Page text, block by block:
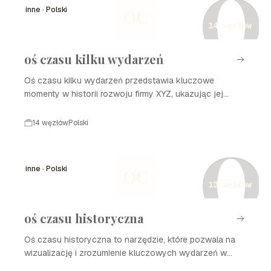
O
inne · Polski
14 węzłów
oś czasu kilku wydarzeń
Oś czasu kilku wydarzeń przedstawia kluczowe
momenty w historii rozwoju firmy XYZ, ukazując jej
dwóch dekad firma przeszła przez istotne zmiany, które
najważniejszymi wydarzeniami w historii firmy. Warto
zwrócić uwagę na dynamikę rozwoju i innowacje, które
14 węzłówPolski
O
inne · Polski
13 węzłów
oś czasu historyczna
Oś czasu historyczna to narzędzie, które pozwala na
wizualizację i zrozumienie kluczowych wydarzeń w